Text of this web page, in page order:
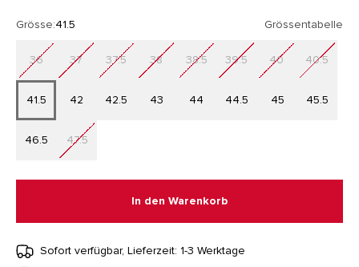
Grösse:41.5 Grössentabelle
36 37 37.5 38 38.5 39.5 40 40.5
41.5 42 42.5 43 44 44.5 45 45.5
46.5 47.5
In den Warenkorb
Sofort verfügbar, Lieferzeit: 1-3 Werktage